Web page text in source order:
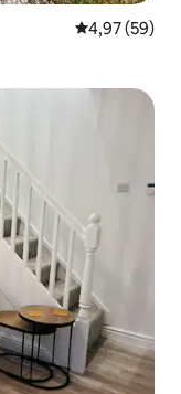
Évaluation
4,97 (59)